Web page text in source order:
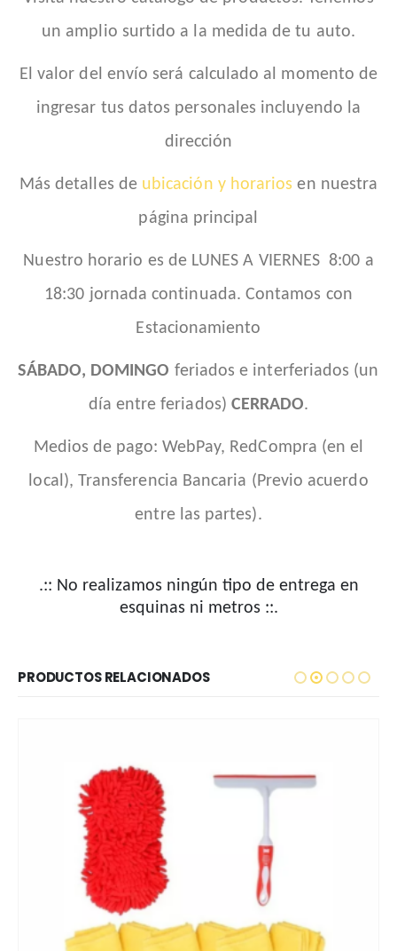
un amplio surtido a la medida de tu auto.
El valor del envío será calculado al momento de
ingresar tus datos personales incluyendo la
dirección
Más detalles de ubicación y horarios en nuestra
página principal
Nuestro horario es de LUNES A VIERNES 8:00 a
18:30 jornada continuada. Contamos con
Estacionamiento
SÁBADO, DOMINGO feriados e interferiados (un
día entre feriados) CERRADO.
Medios de pago: WebPay, RedCompra (en el
local), Transferencia Bancaria (Previo acuerdo
entre las partes).
.:: No realizamos ningún tipo de entrega en
esquinas ni metros ::.
PRODUCTOS RELACIONADOS